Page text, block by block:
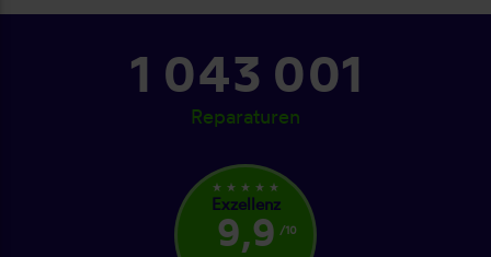
1 100 001
Reparaturen
star_rate star_rate star_rate star_rate star_rate
Exzellenz
9,9 /10